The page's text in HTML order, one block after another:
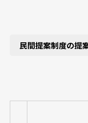
民間提案制度の提